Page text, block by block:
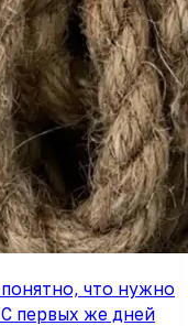
понятно, что нужно
С первых же дней